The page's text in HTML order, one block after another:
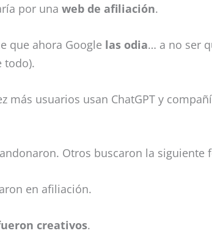
por una web de afiliación.
que ahora Google las odia… a no ser
todo).
más usuarios usan ChatGPT y
Otros buscaron la
en afiliación.
creativos.